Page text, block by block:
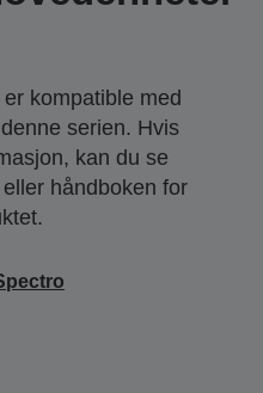
kompatible med
serien. Hvis
kan du se
håndboken for